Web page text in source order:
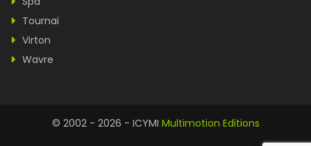
Tournai
Virton
Wavre
© 2002 - 2026 - ICYMI Multimotion Editions